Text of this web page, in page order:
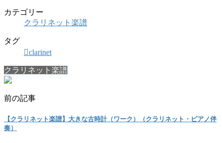
カテゴリー
クラリネット楽譜
タグ
clarinet
クラリネット楽譜
前の記事
【クラリネット楽譜】大きな古時計（ワーク）（クラリネット・ピアノ伴
奏）